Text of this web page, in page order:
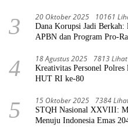
3 20 Oktober 2025 10161
Dana Korupsi Jadi
APBN dan Program Pro-
4 18 Agustus 2025 7813 Lihat
Kreativitas Personel
HUT RI ke-80
5 15 Oktober 2025 7384
STQH Nasional XXVIII:
Menuju Indonesia Emas